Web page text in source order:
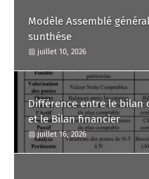
Modèle Assemblé
sunthése
juillet 10, 2026
Différence entre le bilan
et le Bilan financier
juillet 16, 2026